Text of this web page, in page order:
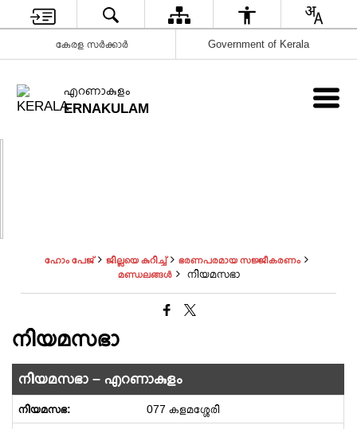
കേരള സർക്കാർ Government of Kerala
എറണാകുളം
ERNAKULAM
ഹോം പേജ് ജില്ലയെ കുറിച്ച്
ഭരണപരമായ സജ്ജീകരണം
മണ്ഡലങ്ങള്‍
നിയമസഭാ
നിയമസഭാ
നിയമസഭാ – എറണാകുളം
077 കളമശ്ശേരി